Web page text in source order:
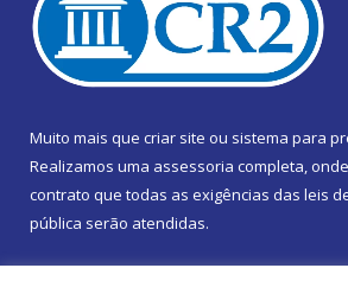
Muito mais que criar site ou sistema para
Realizamos uma assessoria completa,
contrato que todas as exigências das leis
pública serão atendidas.